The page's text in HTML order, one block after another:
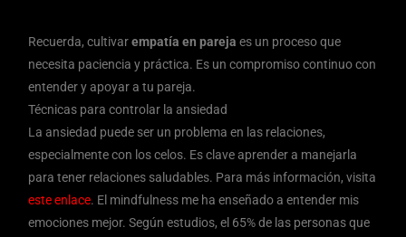
Recuerda, cultivarempatía en pareja es un proceso que
necesita paciencia y práctica. Es un compromiso continuo con
entender y apoyar a tu pareja.
Técnicas para controlar la ansiedad
La ansiedad puede ser un problema en las relaciones,
especialmente con los celos. Es clave aprender a manejarla
para tener relaciones saludables. Para más información, visita
este enlace. El mindfulness me ha enseñado a entender mis
emociones mejor. Según estudios, el 65% de las personas que